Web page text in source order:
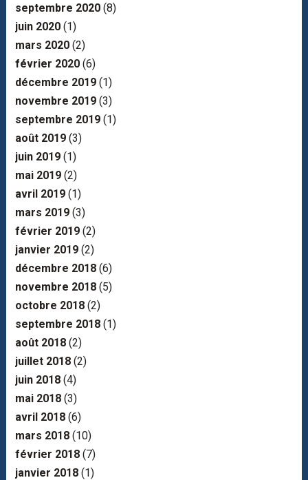
septembre 2020(8)
juin 2020(1)
mars 2020(2)
février 2020(6)
décembre 2019(1)
novembre 2019(3)
septembre 2019(1)
août 2019(3)
juin 2019(1)
mai 2019(2)
avril 2019(1)
mars 2019(3)
février 2019(2)
janvier 2019(2)
décembre 2018(6)
novembre 2018(5)
octobre 2018(2)
septembre 2018(1)
août 2018(2)
juillet 2018(2)
juin 2018(4)
mai 2018(3)
avril 2018(6)
mars 2018(10)
février 2018(7)
janvier 2018(1)